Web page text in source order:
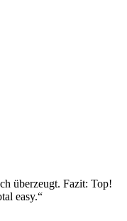
überzeugt. Fazit: Top!
easy.“